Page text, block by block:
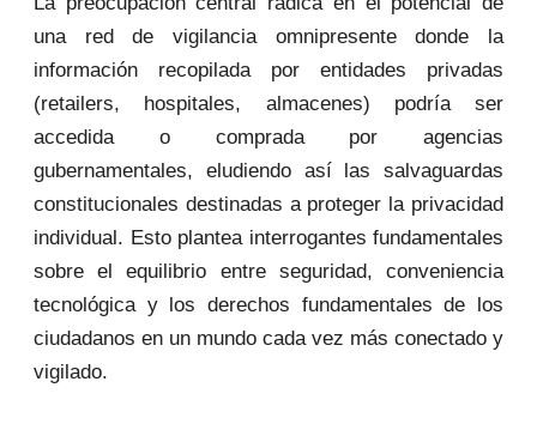
una red de vigilancia omnipresente donde la
información recopilada por entidades privadas
(retailers, hospitales, almacenes) podría ser
accedida o comprada por agencias
gubernamentales, eludiendo así las salvaguardas
constitucionales destinadas a proteger la privacidad
individual. Esto plantea interrogantes fundamentales
sobre el equilibrio entre seguridad, conveniencia
tecnológica y los derechos fundamentales de los
ciudadanos en un mundo cada vez más conectado y
vigilado.